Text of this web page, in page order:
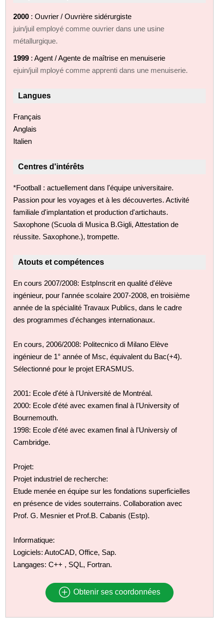
2000 : Ouvrier / Ouvrière sidérurgiste
juin/juil employé comme ouvrier dans une usine
métallurgique.
1999 : Agent / Agente de maîtrise en menuiserie
ejuin/juil mployé comme apprenti dans une menuiserie.
Langues
Français
Anglais
Italien
Centres d'intérêts
*Football : actuellement dans l'équipe universitaire.
Passion pour les voyages et à les découvertes. Activité
familiale d'implantation et production d'artichauts.
Saxophone (Scuola di Musica B.Gigli, Attestation de
réussite. Saxophone.), trompette.
Atouts et compétences
En cours 2007/2008: EstpInscrit en qualité d'élève
ingénieur, pour l'année scolaire 2007-2008, en troisième
année de la spécialité Travaux Publics, dans le cadre
des programmes d'échanges internationaux.
En cours, 2006/2008: Politecnico di Milano Elève
ingénieur de 1° année of Msc, équivalent du Bac(+4).
Sélectionné pour le projet ERASMUS.
2001: Ecole d'été à l'Université de Montréal.
2000: Ecole d'été avec examen final à l'University of
Bournemouth.
1998: Ecole d'été avec examen final à l'Universiy of
Cambridge.
Projet:
Projet industriel de recherche:
Etude menée en équipe sur les fondations superficielles
en présence de vides souterrains. Collaboration avec
Prof. G. Mesnier et Prof.B. Cabanis (Estp).
Informatique:
Logiciels: AutoCAD, Office, Sap.
Langages: C++ , SQL, Fortran.
Obtenir ses coordonnées